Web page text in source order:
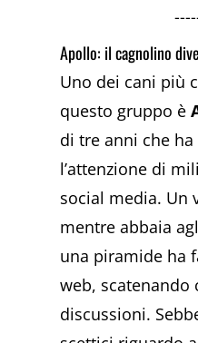
Apollo: il cagnolino
Uno dei cani più
questo gruppo è
di tre anni che
l’attenzione di
social media. Un
mentre abbaia
una piramide ha
web, scatenando
discussioni.